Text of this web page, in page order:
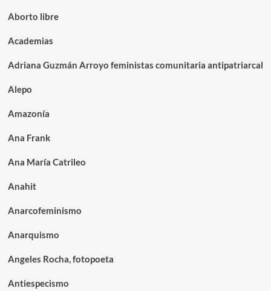
Aborto libre
Academias
Adriana Guzmán Arroyo feministas comunitaria antipatriarcal
Alepo
Amazonía
Ana Frank
Ana María Catrileo
Anahit
Anarcofeminismo
Anarquismo
Angeles Rocha, fotopoeta
Antiespecismo